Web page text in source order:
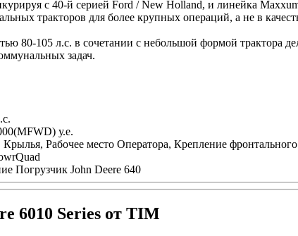
с 40-й серией Ford / New Holland, и линейка
тракторов для более крупных операций, а не в
80-105 л.с. в сочетании с небольшой формой трактора
задач.
у.е.
Рабочее место Оператора, Крепление фронтального
Погрузчик John Deere 640
6010 Series от TIM